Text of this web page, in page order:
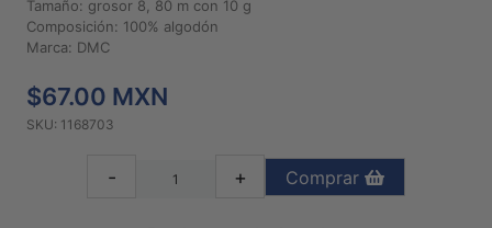
2026
Tamaño: grosor 8, 80 m con 10 g
Composición: 100% algodón
Marca: DMC
$67.00 MXN
SKU: 1168703
- + Comprar